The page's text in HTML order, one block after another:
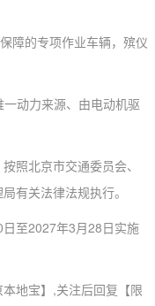
的专项作业车辆，殡仪
动力来源、由电动机驱
北京市交通委员会、
有关法律法规执行。
至2027年3月28日实施
地宝】,关注后回复【限